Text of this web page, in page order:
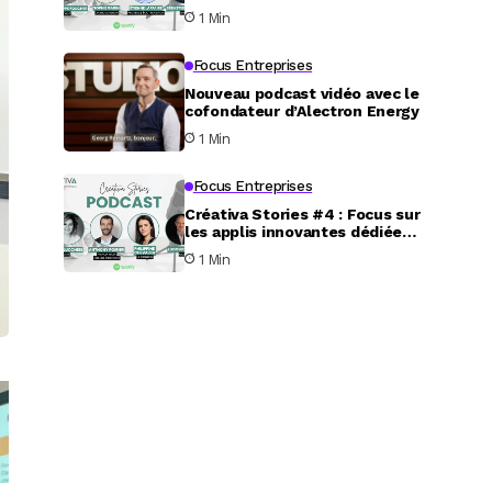
1 Min
Focus Entreprises
Nouveau podcast vidéo avec le
cofondateur d’Alectron Energy
1 Min
Focus Entreprises
Créativa Stories #4 : Focus sur
les applis innovantes dédiées
au service aux particuliers
1 Min